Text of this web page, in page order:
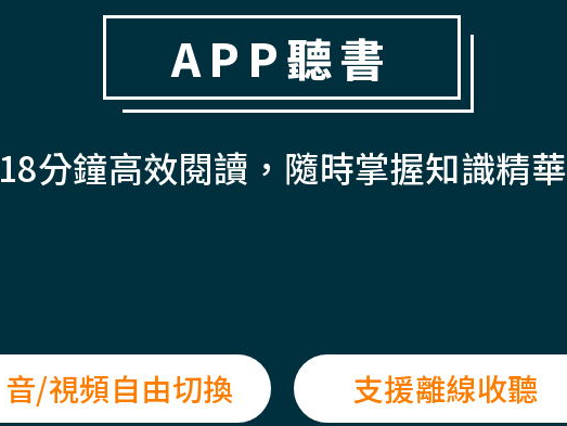
APP聽書
18分鐘高效閱讀， 隨時掌握知識精華
音/視頻自由切換 支援離線收聽